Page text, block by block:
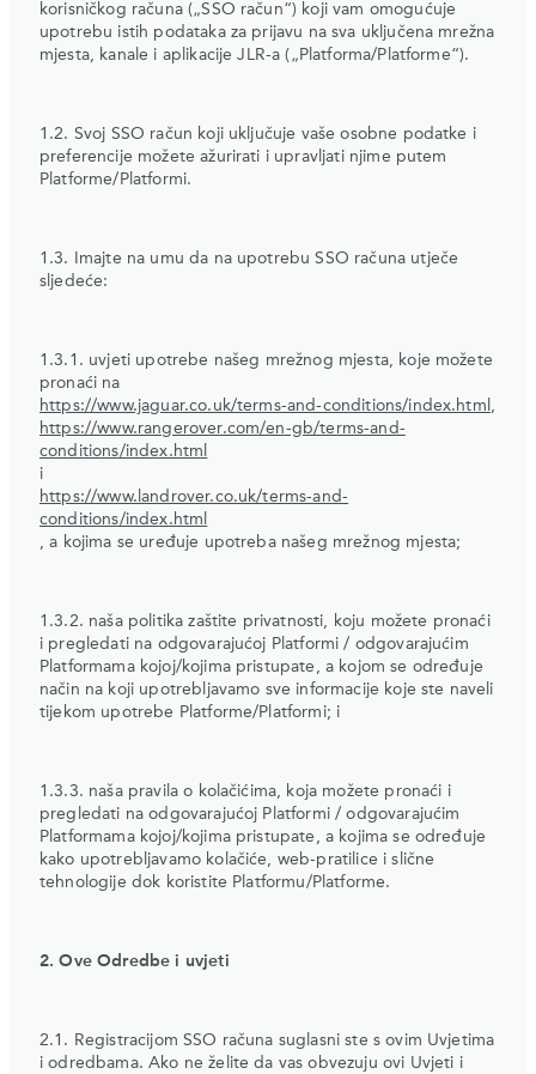
korisničkog računa („SSO račun“) koji vam omogućuje
upotrebu istih podataka za prijavu na sva uključena mrežna
mjesta, kanale i aplikacije JLR-a („Platforma/Platforme“).
1.2. Svoj SSO račun koji uključuje vaše osobne podatke i
preferencije možete ažurirati i upravljati njime putem
Platforme/Platformi.
1.3. Imajte na umu da na upotrebu SSO računa utječe
sljedeće:
1.3.1. uvjeti upotrebe našeg mrežnog mjesta, koje možete
pronaći na
https://www.jaguar.co.uk/terms-and-conditions/index.html ,
https://www.rangerover.com/en-gb/terms-and-
conditions/index.html
i
https://www.landrover.co.uk/terms-and-
conditions/index.html
, a kojima se uređuje upotreba našeg mrežnog mjesta;
1.3.2. naša politika zaštite privatnosti, koju možete pronaći
i pregledati na odgovarajućoj Platformi / odgovarajućim
Platformama kojoj/kojima pristupate, a kojom se određuje
način na koji upotrebljavamo sve informacije koje ste naveli
tijekom upotrebe Platforme/Platformi; i
1.3.3. naša pravila o kolačićima, koja možete pronaći i
pregledati na odgovarajućoj Platformi / odgovarajućim
Platformama kojoj/kojima pristupate, a kojima se određuje
kako upotrebljavamo kolačiće, web-pratilice i slične
tehnologije dok koristite Platformu/Platforme.
2. Ove Odredbe i uvjeti
2.1. Registracijom SSO računa suglasni ste s ovim Uvjetima
i odredbama. Ako ne želite da vas obvezuju ovi Uvjeti i